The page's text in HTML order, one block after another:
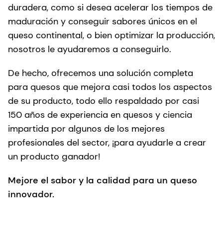
duradera, como si desea acelerar los tiempos de
maduración y conseguir sabores únicos en el
queso continental, o bien optimizar la producción,
nosotros le ayudaremos a conseguirlo.
De hecho, ofrecemos una solución completa
para quesos que mejora casi todos los aspectos
de su producto, todo ello respaldado por casi
150 años de experiencia en quesos y ciencia
impartida por algunos de los mejores
profesionales del sector, ¡para ayudarle a crear
un producto ganador!
Mejore el sabor y la calidad para un queso
innovador.